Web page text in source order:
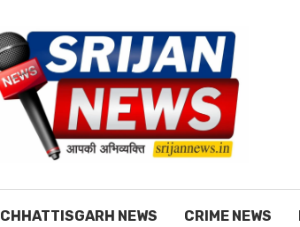
CHHATTISGARH NEWS CRIME NEWS